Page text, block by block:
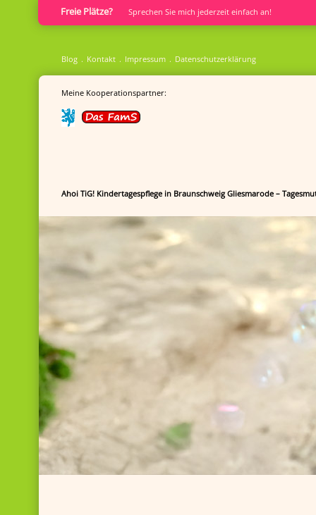
Freie Plätze? Sprech­en Sie mich jederzeit einfach an!
Blog Kontakt Impressum Datenschutzerklärung
Meine Kooperationspartner:
Ahoi TiG! Kindertagespflege in Braunschweig Gliesmarode –